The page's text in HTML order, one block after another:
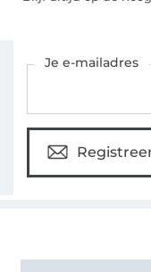
Je e-mailadres